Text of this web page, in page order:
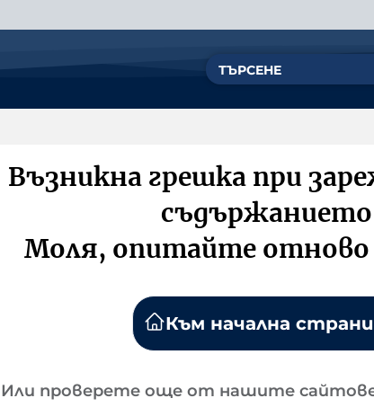
Възникна грешка при
Моля, опитайте
Към начална
Или проверете още от нашите